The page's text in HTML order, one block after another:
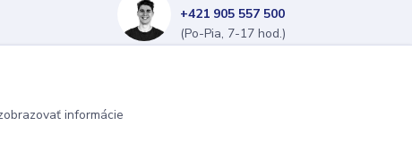
+421 905 557 500
(Po-Pia, 7-17 hod.)
informácie